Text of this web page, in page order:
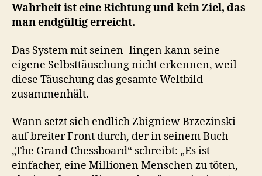
Wahrheit ist eine Richtung und kein Ziel, das
man endgültig erreicht.
Das System mit seinen -lingen kann seine
eigene Selbsttäuschung nicht erkennen, weil
diese Täuschung das gesamte Weltbild
zusammenhält.
Wann setzt sich endlich Zbigniew Brzezinski
auf breiter Front durch, der in seinem Buch
„The Grand Chessboard“ schreibt: „Es ist
einfacher, eine Millionen Menschen zu töten,